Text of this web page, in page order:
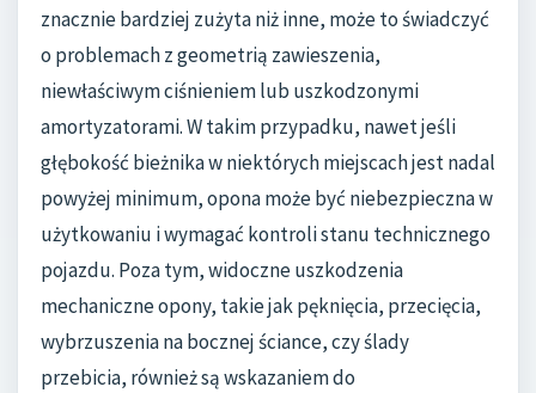
znacznie bardziej zużyta niż inne, może to świadczyć
o problemach z geometrią zawieszenia,
niewłaściwym ciśnieniem lub uszkodzonymi
amortyzatorami. W takim przypadku, nawet jeśli
głębokość bieżnika w niektórych miejscach jest nadal
powyżej minimum, opona może być niebezpieczna w
użytkowaniu i wymagać kontroli stanu technicznego
pojazdu. Poza tym, widoczne uszkodzenia
mechaniczne opony, takie jak pęknięcia, przecięcia,
wybrzuszenia na bocznej ściance, czy ślady
przebicia, również są wskazaniem do